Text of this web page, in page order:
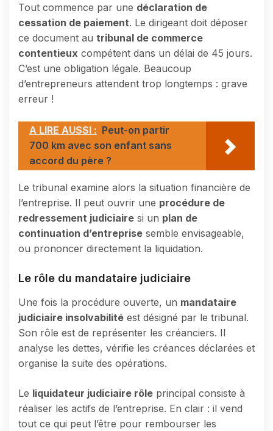
Tout commence par une déclaration de
cessation de paiement. Le dirigeant doit déposer
ce document au tribunal de commerce
contentieux compétent dans un délai de 45 jours.
C’est une obligation légale. Beaucoup
d’entrepreneurs attendent trop longtemps : grave
erreur !
A LIRE AUSSI : Peut-on partir
700 km avec son enfant sans
accord du père ?
Le tribunal examine alors la situation financière de
l’entreprise. Il peut ouvrir une procédure de
redressement judiciaire si un plan de
continuation d’entreprise semble envisageable,
ou prononcer directement la liquidation.
Le rôle du mandataire judiciaire
Une fois la procédure ouverte, un mandataire
judiciaire insolvabilité est désigné par le tribunal.
Son rôle est de représenter les créanciers. Il
analyse les dettes, vérifie les créances déclarées et
organise la suite des opérations.
Le liquidateur judiciaire rôle principal consiste à
réaliser les actifs de l’entreprise. En clair : il vend
tout ce qui peut l’être pour rembourser les